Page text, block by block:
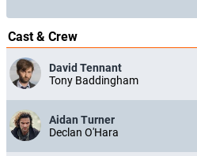
Cast & Crew
David Tennant
Tony Baddingham
Aidan Turner
Declan O'Hara